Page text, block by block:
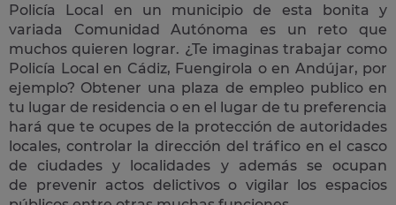
Policía Local en un municipio de esta bonita y
variada Comunidad Autónoma es un reto que
muchos quieren lograr. ¿Te imaginas trabajar como
Policía Local en Cádiz, Fuengirola o en Andújar, por
ejemplo? Obtener una plaza de empleo publico en
tu lugar de residencia o en el lugar de tu preferencia
hará que te ocupes de la protección de autoridades
locales, controlar la dirección del tráfico en el casco
de ciudades y localidades y además se ocupan
de prevenir actos delictivos o vigilar los espacios